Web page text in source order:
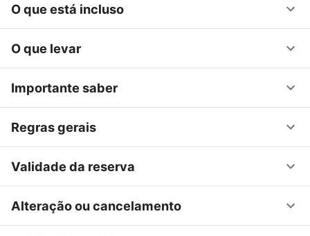
O que está incluso
O que levar
Importante saber
Regras gerais
Validade da reserva
Alteração ou cancelamento